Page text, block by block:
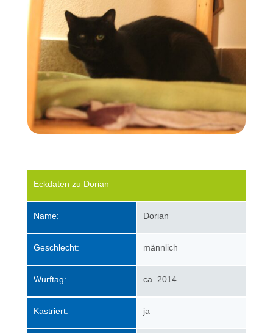
Name:
Geschlecht:
Wurftag:
Kastriert:
Eckdaten zu Dorian
Dorian
männlich
ca. 2014
ja